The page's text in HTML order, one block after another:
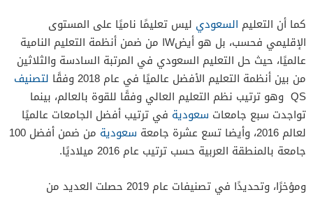
كما أن التعليم السعودي ليس تعليمًا ناميًا على المستوى
الإقليمي فحسب، بل هو أيضWا من ضمن أنظمة التعليم النامية
عالميًا، حيث حل التعليم السعودي في المرتبة السادسة والثلاثين
من بين أنظمة التعليم الأفضل عالميًا في عام 2018 وفقًا
لتصنيف
QS وهو ترتيب نظم التعليم العالي وفقًا للقوة بالعالم، بينما
تواجدت سبع جامعات سعودية في ترتيب أفضل الجامعات عالميًا
لعالم 2016، وأيضا تسع عشرة جامعة
سعودية
من ضمن أفضل 100
جامعة بالمنطقة العربية حسب ترتيب عام 2016 ميلاديًا.
ومؤخرًا، وتحديدًا في تصنيفات عام 2019 حصلت العديد من